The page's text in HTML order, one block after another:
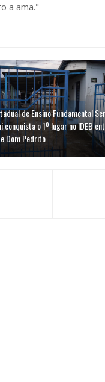
a ama."
de Ensino Fundamental
conquista o 1º lugar no IDEB
Dom Pedrito